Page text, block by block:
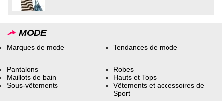
MODE
Marques de mode Tendances de mode
Pantalons
Maillots de bain
Sous-vêtements
Robes
Hauts et Tops
Vêtements et accessoires de
Sport